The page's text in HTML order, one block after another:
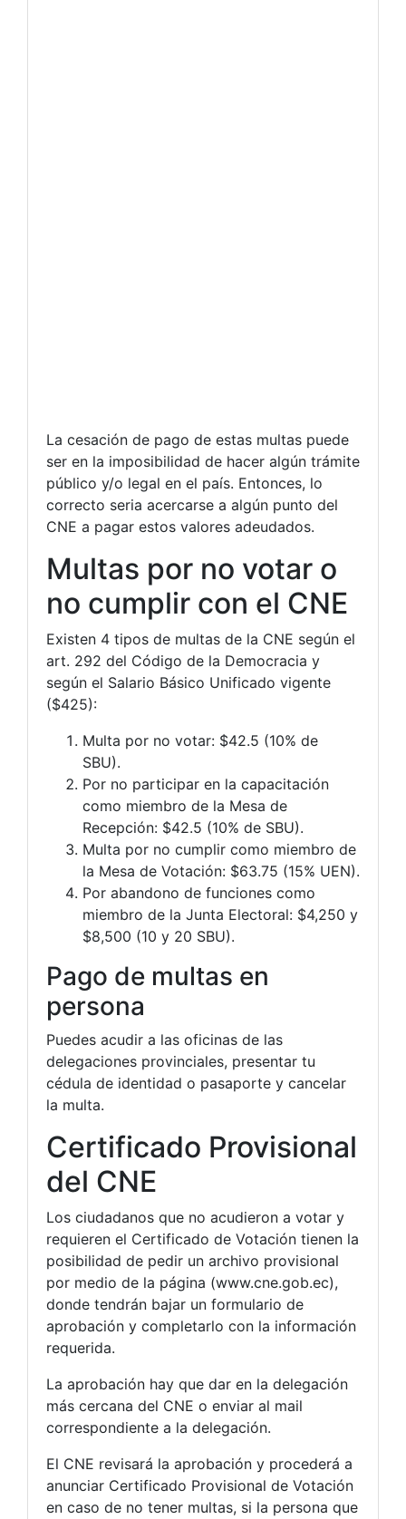
La cesación de pago de estas multas puede
ser en la imposibilidad de hacer algún trámite
público y/o legal en el país. Entonces, lo
correcto seria acercarse a algún punto del
CNE a pagar estos valores adeudados.
Multas por no votar o
no cumplir con el CNE
Existen 4 tipos de multas de la CNE según el
art. 292 del Código de la Democracia y
según el Salario Básico Unificado vigente
($425):
Multa por no votar: $42.5 (10% de
SBU).
Por no participar en la capacitación
como miembro de la Mesa de
Recepción: $42.5 (10% de SBU).
Multa por no cumplir como miembro de
la Mesa de Votación: $63.75 (15% UEN).
Por abandono de funciones como
miembro de la Junta Electoral: $4,250 y
$8,500 (10 y 20 SBU).
Pago de multas en
persona
Puedes acudir a las oficinas de las
delegaciones provinciales, presentar tu
cédula de identidad o pasaporte y cancelar
la multa.
Certificado Provisional
del CNE
Los ciudadanos que no acudieron a votar y
requieren el Certificado de Votación tienen la
posibilidad de pedir un archivo provisional
por medio de la página (www.cne.gob.ec),
donde tendrán bajar un formulario de
aprobación y completarlo con la información
requerida.
La aprobación hay que dar en la delegación
más cercana del CNE o enviar al mail
correspondiente a la delegación.
El CNE revisará la aprobación y procederá a
anunciar Certificado Provisional de Votación
en caso de no tener multas, si la persona que